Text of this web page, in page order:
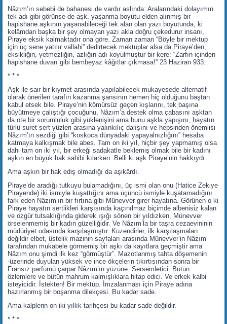
Nâzım’ın sebebi de bahanesi de vardır aslında: Aralarındaki dolayımın
tek adı gibi görünse de aşk, yaşanma boyutu elden alınmış bir
hapishane aşkının yaşanabileceği tek alan olan yazı boyutunda, ki
kelâmdan başka bir şey olmayan yazı akla doğru çekedurur insanı,
Piraye eksik kalmaktadır ona göre. Zaman zaman “Böyle bir mektup
için üç sene yatılır vallahi” dedirtecek mektuplar alsa da Piraye’den,
eksikliğin, yetmezliğin, azlığın adı koyulmuştur bir kere: “Zarfın içinden
hapishane duvarı gibi bembeyaz kâğıtlar çıkmasa!” 23 Haziran 933.
* * *
Aşk ile sair bir kıymet arasında yapılabilecek mukayesede alternatif
olarak önerilen tarafın kazanma şansının hemen hiç olduğunu baştan
kabul etsek bile. Piraye’nin kömürsüz geçen kışlarını, tek başına
büyütmeye çalıştığı çocuğunu, Nâzım’a destek olma çabasını aşktan
da öte bir sorumluluk gibi yüklenişini ama bunu aşkla yapışını, hayatın
türlü suret sert yüzleri arasına yalınkılıç dalışını ve hepsinden önemlisi
Nâzım’ın sezdiği gibi “koskoca dünyadaki yapayalnızlığını” hesaba
katmaya kalkışmak bile abes. Tam on iki yıl, hiçbir şey yapmamış olsa
dahi tam on iki yıl, bir erkeği sadakatle beklemiş olmak bile bir kadını
aşkın en büyük hak sahibi kılarken. Belli ki aşk Piraye’nin hakkıydı.
Ama aşkın bir hak ediş olmadığı da aşikârdı.
Piraye’de aradığı tutkuyu bulamadığını, üç ismi olan onu (Hatice Zekiye
Pirayende) iki ismiyle kuşattığını ama üçüncü ismiyle kuşatamadığını
fark eden Nâzım’ın bir fırtına gibi Münevver girer hayatına. Görünen o ki
Piraye hayatın sertlikleri karşısında kaçınılmaz biçimde albenisiz kalan
ve özgür tutsaklığında giderek ışığı sönen bir yıldızken, Münevver
örselenmemiş bir kadın güzelliğidir. Ve Nâzım’la bir taşra cezaevininin
müdüriyet odasında karşılaşmıştır. Kuzendirler, ilk karşılaşmaları
değildir elbet, üstelik mazinin sayfaları arasında Münevver’in Nâzım
tarafından mukabele görmemiş bir aşkı da kayıtlara geçmiştir ama
Nâzım onu şimdi ilk kez “görmüştür”. Mazotlanmış tahta döşemenin
-üzerinde duyulan yüksek ve ince ökçelerin tıkırtısından sonra bir
Fransız parfümü çarpar Nâzım’ın yüzüne. Sersemletici. Bütün
özlemlere ve bütün mahrum kalmışlıklara hitap edici. Ve erkek kalbi
isteyicidir. İstekten! Bir mektup. İmzalanması için Piraye adına
hazırlanmış bir boşanma dilekçesi. Bu kadar sade.
Ama kalplerin on iki yıllık tarihçesi bu kadar sade değildir.
* * *